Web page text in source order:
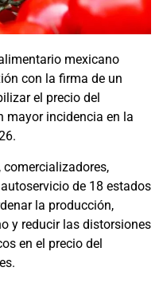
mexicano
con la firma de un
el precio del
mayor incidencia en la
comercializadores,
de 18 estados
la producción,
y reducir las distorsiones
en el precio del